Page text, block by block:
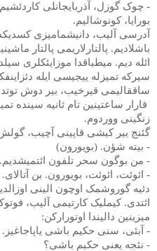
- چوک گوزل، آذربایجانلی
بورایا، کونوشالیم.
آدرسی آلیب، دانیشمامیزی
باشلادیم. پالتارلاریمی پالتار
ائله دیم. میطباقدا موزایئکلری
سیرکه تمیزله ییجیسی ایله
ساققالیمی قیرخیب، بیر دوش
قارار ساعتینین تام ثانیه سینده
زنگینی ووردوم.
گئنج بیر کیشی قاپینی آچیب، گولش
- بیته شؤن. (بویورون)
- من بوگون سحر تلفون ائتمیشدیم.
- ائوئت، ائوئت، بویورون. بن آتالای.
دئیه گوروشمک اوچون الینی
ائتدی. کیملیک کارتیمی آلیب،
میزینین دالیندا اوتورارکن:
- آبئی، سنی حکیم باشی یاپاجاغیز.
- نئجه یعنی حکیم باشی؟